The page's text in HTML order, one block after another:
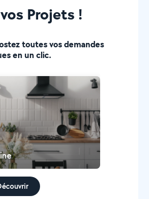
Projets !
toutes vos demandes
en un clic.